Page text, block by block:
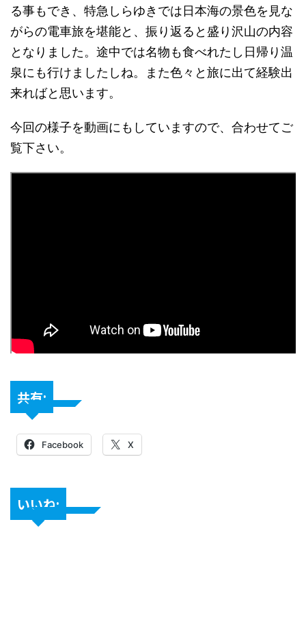
る事もでき、特急しらゆきでは日本海の景色を見な
がらの電車旅を堪能と、振り返ると盛り沢山の内容
となりました。途中では名物も食べれたし日帰り温
泉にも行けましたしね。また色々と旅に出て経験出
来ればと思います。
今回の様子を動画にもしていますので、合わせてご
覧下さい。
共有:
Facebook X
いいね: